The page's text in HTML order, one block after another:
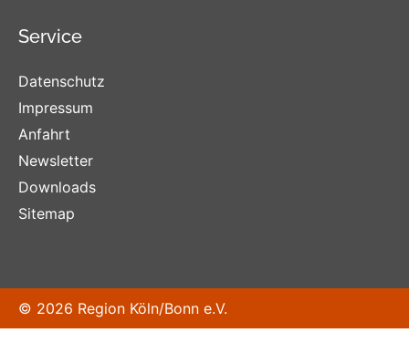
Service
Datenschutz
Impressum
Anfahrt
Newsletter
Downloads
Sitemap
© 2026 Region Köln/Bonn e.V.